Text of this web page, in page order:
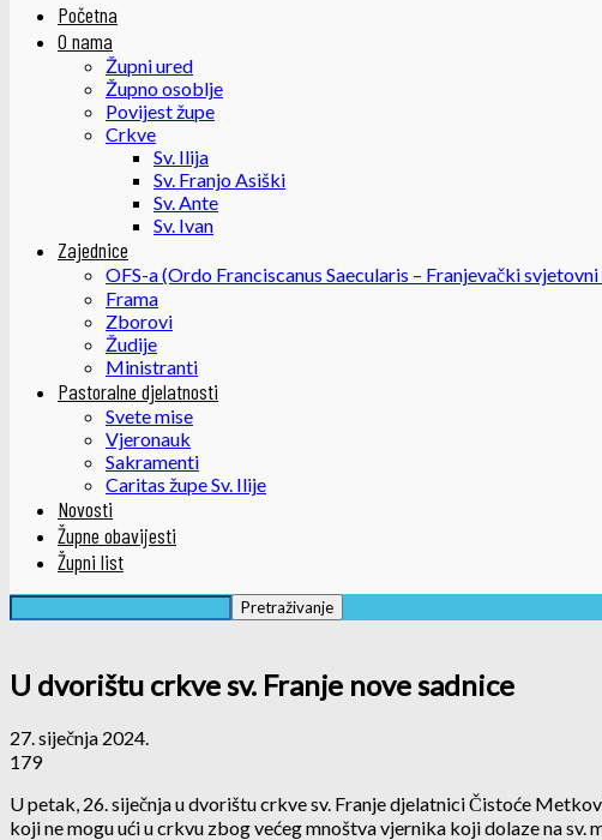
Početna
O nama
Župni ured
Župno osoblje
Povijest župe
Crkve
Sv. Ilija
Sv. Franjo Asiški
Sv. Ante
Sv. Ivan
Zajednice
OFS-a (Ordo Franciscanus Saecularis – Franjevački
Frama
Zborovi
Žudije
Ministranti
Pastoralne djelatnosti
Svete mise
Vjeronauk
Sakramenti
Caritas župe Sv. Ilije
Novosti
Župne obavijesti
Župni list
U dvorištu crkve sv. Franje nove sadnice
27. siječnja 2024.
179
U petak, 26. siječnja u dvorištu crkve sv. Franje djelatnici Čistoće
koji ne mogu ući u crkvu zbog većeg mnoštva vjernika koji dolaze na sv.